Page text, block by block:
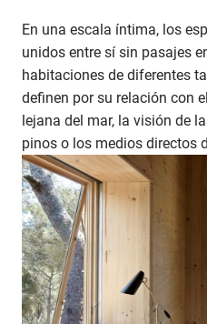
En una escala íntima, los
unidos entre sí sin pasajes
habitaciones de diferentes
definen por su relación con
lejana del mar, la visión de
pinos o los medios directos